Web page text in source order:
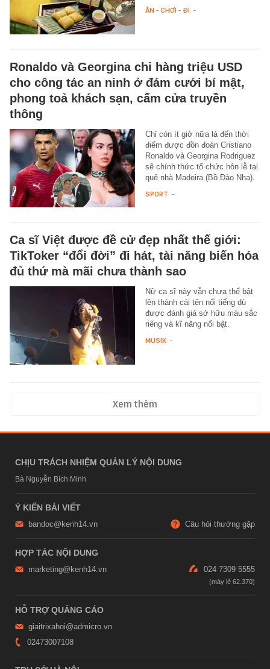
ĂN - CHƠI - ĐI -
Ronaldo và Georgina chi hàng triệu USD
cho công tác an ninh ở đám cưới bí mật,
phong toả khách sạn, cấm cửa truyền
thông
Chỉ còn ít giờ nữa là đến thời
điểm được đồn đoán Cristiano
Ronaldo và Georgina Rodriguez
sẽ chính thức tổ chức hôn lễ tại
quê nhà Madeira (Bồ Đào Nha).
SPORT -
Ca sĩ Việt được đề cử đẹp nhất thế giới:
TikToker “đổi đời” đi hát, tài năng biến hóa
đủ thứ mà mãi chưa thành sao
Nữ ca sĩ này vẫn chưa thể bật
lên thành cái tên nổi tiếng dù
được đánh giá sở hữu màu sắc
riêng và kĩ năng nổi bật.
MUSIK -
Xem thêm
CHỊU TRÁCH NHIỆM QUẢN LÝ NỘI DUNG
Bà Nguyễn Bích Minh
Ý KIẾN BÀI VIẾT
bandoc@kenh14.vn Câu hỏi thường gặp
HỢP TÁC NỘI DUNG
marketing@kenh14.vn 024 7309 5555
HỖ TRỢ QUẢNG CÁO
giaitrixahoi@admicro.vn
02473007108